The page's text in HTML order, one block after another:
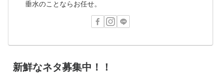
垂水のことならお任せ。
新鮮なネタ募集中！！